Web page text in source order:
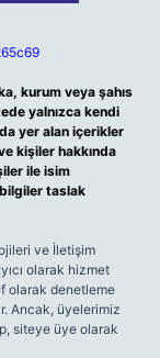
kurum veya şahıs
yalnızca kendi
yer alan içerikler
kişiler hakkında
ile isim
taslak
ve İletişim
olarak hizmet
olarak denetleme
Ancak, üyelerimiz
siteye üye olarak